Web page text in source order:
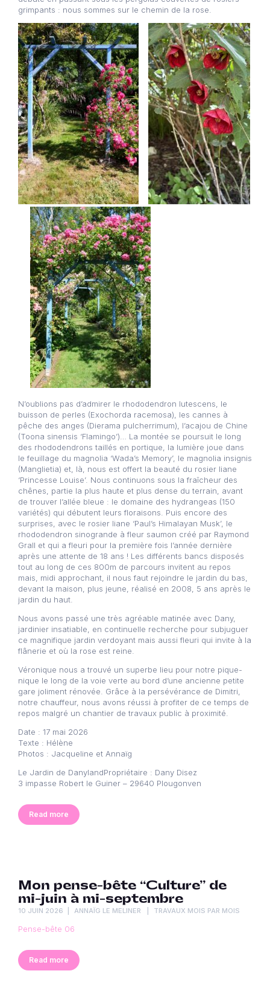
grimpants : nous sommes sur le chemin de la rose.
N’oublions pas d’admirer le rhododendron lutescens, le
buisson de perles (Exochorda racemosa), les cannes à
pêche des anges (Dierama pulcherrimum), l’acajou de Chine
(Toona sinensis ‘Flamingo’)… La montée se poursuit le long
des rhododendrons taillés en portique, la lumière joue dans
le feuillage du magnolia ‘Wada’s Memory’, le magnolia insignis
(Manglietia) et, là, nous est offert la beauté du rosier liane
‘Princesse Louise’. Nous continuons sous la fraîcheur des
chênes, partie la plus haute et plus dense du terrain, avant
de trouver l’allée bleue : le domaine des hydrangeas (150
variétés) qui débutent leurs floraisons. Puis encore des
surprises, avec le rosier liane ‘Paul’s Himalayan Musk’, le
rhododendron sinogrande à fleur saumon créé par Raymond
Grall et qui a fleuri pour la première fois l’année dernière
après une attente de 18 ans ! Les différents bancs disposés
tout au long de ces 800m de parcours invitent au repos
mais, midi approchant, il nous faut rejoindre le jardin du bas,
devant la maison, plus jeune, réalisé en 2008, 5 ans après le
jardin du haut.
Nous avons passé une très agréable matinée avec Dany,
jardinier insatiable, en continuelle recherche pour subjuguer
ce magnifique jardin verdoyant mais aussi fleuri qui invite à la
flânerie et où la rose est reine.
Véronique nous a trouvé un superbe lieu pour notre pique-
nique le long de la voie verte au bord d’une ancienne petite
gare joliment rénovée. Grâce à la persévérance de Dimitri,
notre chauffeur, nous avons réussi à profiter de ce temps de
repos malgré un chantier de travaux public à proximité.
Date : 17 mai 2026
Texte : Hélène
Photos : Jacqueline et Annaïg
Le Jardin de DanylandPropriétaire : Dany Disez
3 impasse Robert le Guiner – 29640 Plougonven
Read more
Mon pense-bête “Culture” de
mi-juin à mi-septembre
10 JUIN 2026 ANNAÏG LE MELINER TRAVAUX MOIS PAR MOIS
Pense-bête 06
Read more